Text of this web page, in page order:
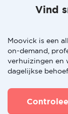
Vind
Moovick is een
on-demand,
verhuizingen en
dagelijkse